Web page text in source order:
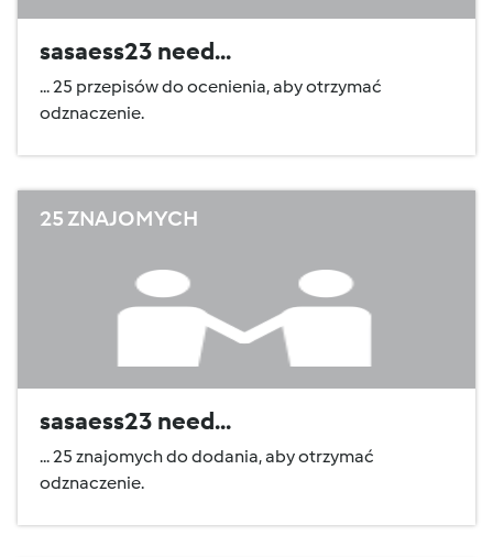
sasaess23 need...
... 25 przepisów do ocenienia, aby otrzymać
odznaczenie.
25 ZNAJOMYCH
sasaess23 need...
... 25 znajomych do dodania, aby otrzymać
odznaczenie.